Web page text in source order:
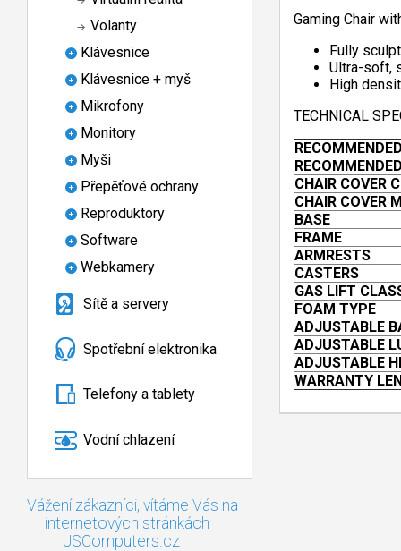
Volanty
Klávesnice
Klávesnice + myš
Mikrofony
Monitory
Myši
Přepěťové ochrany
Reproduktory
Software
Webkamery
Sítě a servery
Spotřební elektronika
Telefony a tablety
Vodní chlazení
Vážení zákazníci, vítáme Vás na
internetových stránkách
JSComputers.cz
Gaming Chair
Fully
Ultra-soft,
High
TECHNICAL
CHAIR COVER
CHAIR COVER
BASE
FRAME
ARMRESTS
CASTERS
GAS LIFT
FOAM TYPE
ADJUSTABLE
ADJUSTABLE
ADJUSTABLE
WARRANTY